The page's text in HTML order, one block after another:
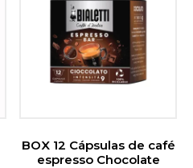
BOX 12 Cápsulas de café
espresso Chocolate